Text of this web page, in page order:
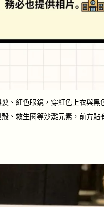
、紅色眼鏡，穿紅色上衣與
、救生圈等沙灘元素，前方